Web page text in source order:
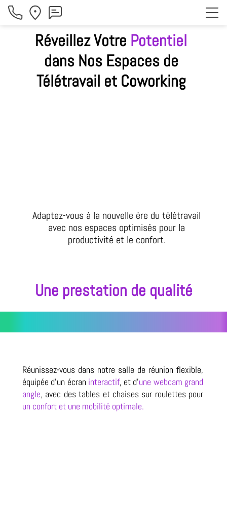
Réveillez Votre Potentiel
dans Nos Espaces de
Télétravail et Coworking
Adaptez-vous à la nouvelle ère du télétravail
avec nos espaces optimisés pour la
productivité et le confort.
Une prestation de qualité
Réunissez-vous dans notre salle de réunion flexible,
équipée d'un écraninteractif, et d'une webcam grand
angle, avec des tables et chaises sur roulettes pour
un confort et une mobilité optimale.